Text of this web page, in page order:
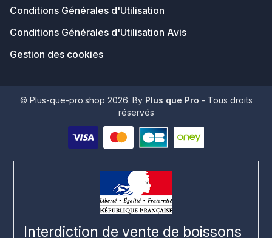
Conditions Générales d'Utilisation
Conditions Générales d'Utilisation Avis
Gestion des cookies
© Plus-que-pro.shop 2026. By Plus que Pro - Tous droits
réservés
Interdiction de vente de boissons